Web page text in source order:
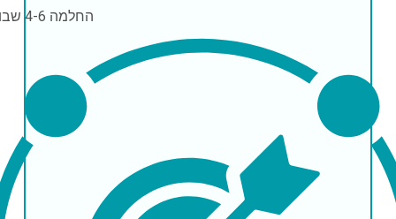
החלמה 4-6 שבועות